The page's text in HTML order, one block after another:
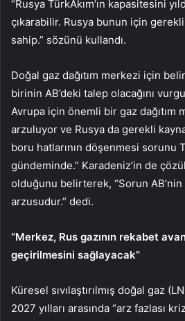
“Rusya TürkAkım’ın kapasitesini
çıkarabilir. Rusya bunun için
sahip.” sözünü kullandı.
Doğal gaz dağıtım merkezi için
birinin AB’deki talep olacağını
Avrupa için önemli bir gaz dağıtım
arzuluyor ve Rusya da gerekli
boru hatlarının döşenmesi sorunu
gündeminde.” Karadeniz’in de
olduğunu belirterek, “Sorun
arzusudur.” dedi.
“Merkez, Rus gazının rekabet
geçirilmesini sağlayacak”
Küresel sıvılaştırılmış doğal gaz
2027 yılları arasında “arz fazlası